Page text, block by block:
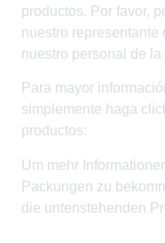
productos. Por favor,
nuestro representante
nuestro personal de
Para mayor
simplemente haga
productos:
Um mehr
Packungen zu
die untenstehenden